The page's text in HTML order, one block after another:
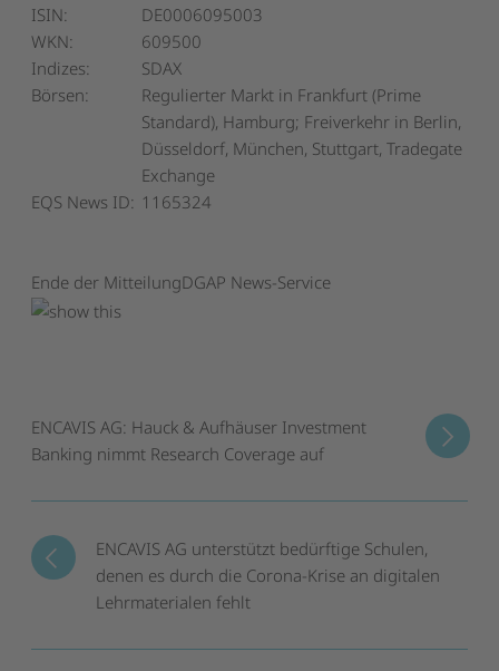
ISIN:
DE0006095003
WKN:
609500
Indizes:
SDAX
Börsen:
Regulierter Markt in Frankfurt (Prime
Standard), Hamburg; Freiverkehr in Berlin,
Düsseldorf, München, Stuttgart, Tradegate
Exchange
EQS News ID: 1165324
Ende der MitteilungDGAP News-Service
ENCAVIS AG unterstützt bedürftige Schulen,
denen es durch die Corona-Krise an digitalen
Lehrmaterialen fehlt
ENCAVIS AG: Hauck & Aufhäuser Investment
Banking nimmt Research Coverage auf